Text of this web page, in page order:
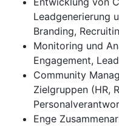
Leadgenerierung
Branding,
Monitoring und
Engagement,
Community
Zielgruppen (HR,
Enge